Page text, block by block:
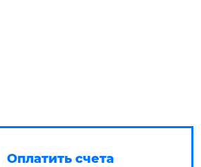
Оплатить счета